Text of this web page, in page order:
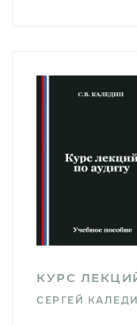
КУРС
СЕРГЕЙ